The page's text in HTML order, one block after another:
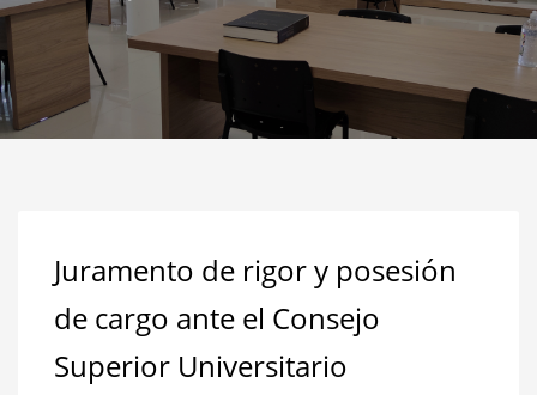
Juramento de rigor y posesión
de cargo ante el Consejo
Superior Universitario